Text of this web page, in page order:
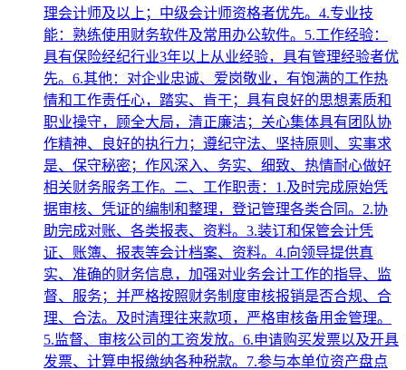
理会计师及以上；中级会计师资格者优先。4.专业技
能：熟练使用财务软件及常用办公软件。5.工作经验：
具有保险经纪行业3年以上从业经验，具有管理经验者优
先。6.其他：对企业忠诚、爱岗敬业，有饱满的工作热
情和工作责任心，踏实、肯干；具有良好的思想素质和
职业操守，顾全大局，清正廉洁；关心集体具有团队协
作精神、良好的执行力；遵纪守法、坚持原则、实事求
是、保守秘密；作风深入、务实、细致、热情耐心做好
相关财务服务工作。二、工作职责：1.及时完成原始凭
据审核、凭证的编制和整理，登记管理各类合同。2.协
助完成对账、各类报表、资料。3.装订和保管会计凭
证、账簿、报表等会计档案、资料。4.向领导提供真
实、准确的财务信息，加强对业务会计工作的指导、监
督、服务；并严格按照财务制度审核报销是否合规、合
理、合法。及时清理往来款项，严格审核备用金管理。
5.监督、审核公司的工资发放。6.申请购买发票以及开具
发票、计算申报缴纳各种税款。7.参与本单位资产盘点